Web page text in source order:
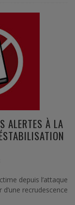
ALERTES À LA
depuis l’attaque
recrudescence